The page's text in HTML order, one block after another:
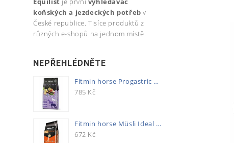
koňských a jezdeckých potřeb v
České republice. Tisíce produktů z
různých e-shopů na jednom místě.
NEPŘEHLÉDNĚTE
Fitmin horse Progastric 20kg
785 Kč
Fitmin horse Müsli Ideal 20kg
672 Kč